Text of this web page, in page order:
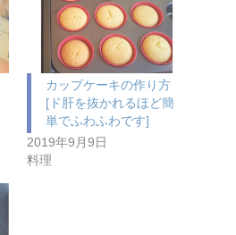
カップケーキの作り方
[ド肝を抜かれるほど簡
単でふわふわです]
2019年9月9日
料理